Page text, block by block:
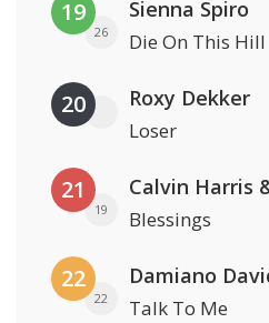
19
26
Sienna Spiro
Die On This Hill
20 Roxy Dekker
Loser
21
19 Blessings
22
22 Talk To Me